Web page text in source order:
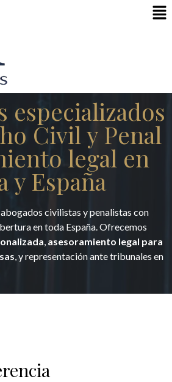
especializados
Civil y Penal
legal en
y España
civilistas y penalistas con
en toda España. Ofrecemos
, asesoramiento legal para
, y representación ante tribunales en